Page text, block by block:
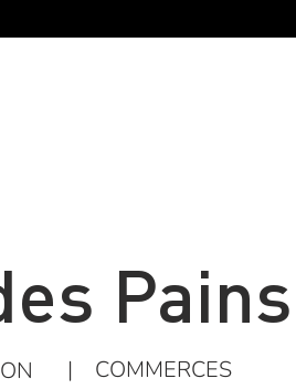
Pains
| COMMERCES